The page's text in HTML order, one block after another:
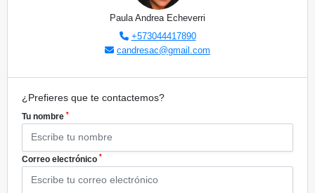
Paula Andrea Echeverri
+573044417890
candresac@gmail.com
¿Prefieres que te contactemos?
Tu nombre *
Correo electrónico *